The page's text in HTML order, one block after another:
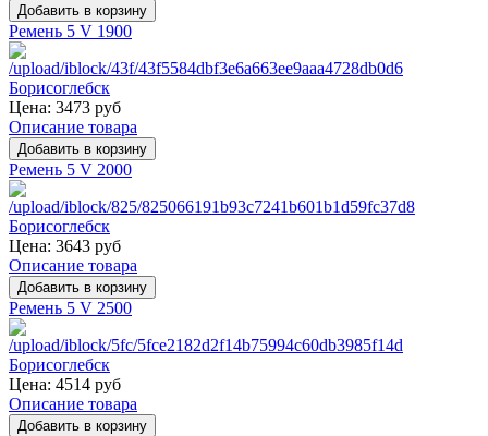
Ремень 5 V 1900
Цена: 3473 руб
Описание товара
Ремень 5 V 2000
Цена: 3643 руб
Описание товара
Ремень 5 V 2500
Цена: 4514 руб
Описание товара